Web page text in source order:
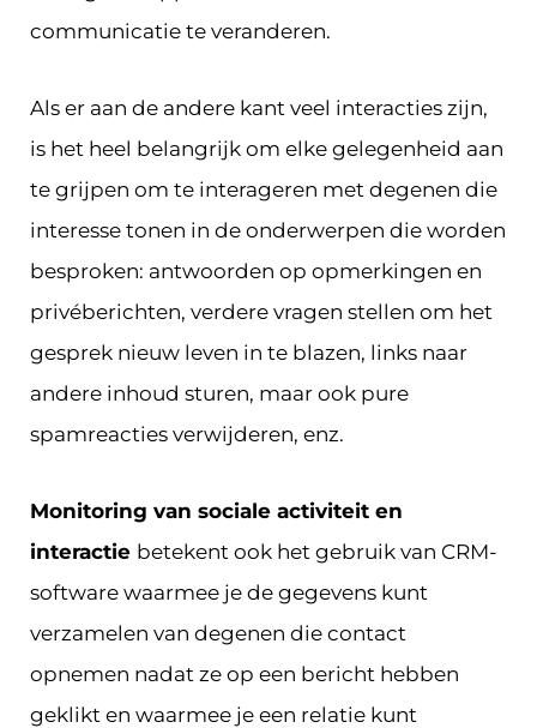
communicatie te veranderen.
Als er aan de andere kant veel interacties zijn,
is het heel belangrijk om elke gelegenheid aan
te grijpen om te interageren met degenen die
interesse tonen in de onderwerpen die worden
besproken: antwoorden op opmerkingen en
privéberichten, verdere vragen stellen om het
gesprek nieuw leven in te blazen, links naar
andere inhoud sturen, maar ook pure
spamreacties verwijderen, enz.
Monitoring van sociale activiteit en
interactie betekent ook het gebruik van CRM-
software waarmee je de gegevens kunt
verzamelen van degenen die contact
opnemen nadat ze op een bericht hebben
geklikt en waarmee je een relatie kunt